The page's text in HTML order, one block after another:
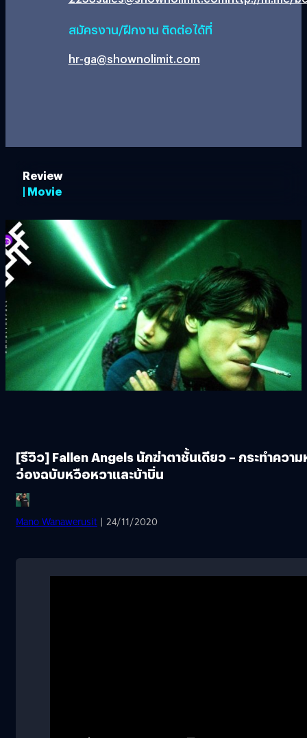
สมัครงาน/ฝึกงาน ติดต่อได้ที่
hr-ga@shownolimit.com
Review
| Movie
[รีวิว] Fallen Angels นักฆ่าตาชั้นเดียว – กระทำความ
ว่องฉบับหวือหวาและบ้าบิ่น
Mano Wanawerusit | 24/11/2020